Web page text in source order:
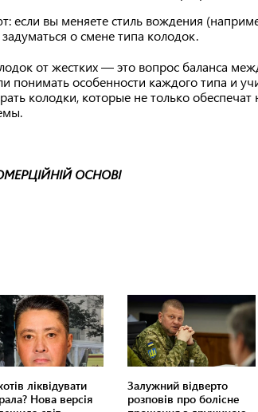
если вы меняете стиль вождения
о смене типа колодок.
от жестких — это вопрос баланса
понимать особенности каждого типа и
колодки, которые не только
ОСНОВІ